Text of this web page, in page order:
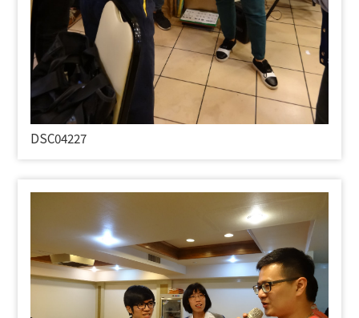
DSC04227